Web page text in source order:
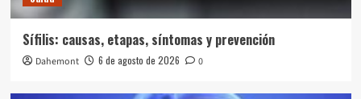
Sífilis: causas, etapas, síntomas y prevención
Dahemont 6 de agosto de 2026 0